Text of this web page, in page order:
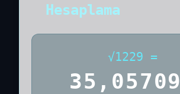
Hesaplama
√1229 =